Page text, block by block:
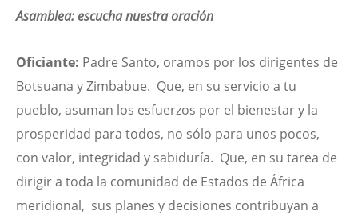
Asamblea: escucha nuestra oración
Oficiante: Padre Santo, oramos por los dirigentes de
Botsuana y Zimbabue. Que, en su servicio a tu
pueblo, asuman los esfuerzos por el bienestar y la
prosperidad para todos, no sólo para unos pocos,
con valor, integridad y sabiduría. Que, en su tarea de
dirigir a toda la comunidad de Estados de África
meridional, sus planes y decisiones contribuyan a